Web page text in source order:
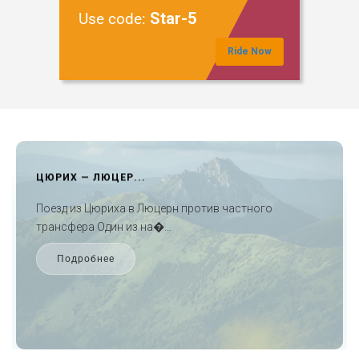
Тем не менее, в музее есть интересная временная
выставка под названием «Homo Migrans». Это
углубляет обширное историческое повествование.
Также в его стенах находится Музей Эйнштейна.
Он был основан в 1879 году в северной части
художественный музей считается старейшим и
всемирно известным учреждением такого рода в
Швейцарии.
увидеть множество художественных сокровищ,
Use code: Star-5
Ride Now
ПУТЕВОДИТЕЛЬ ...
Чем заняться во Франкфурте во время пересадки
Вокруг пересад�...
Подробнее